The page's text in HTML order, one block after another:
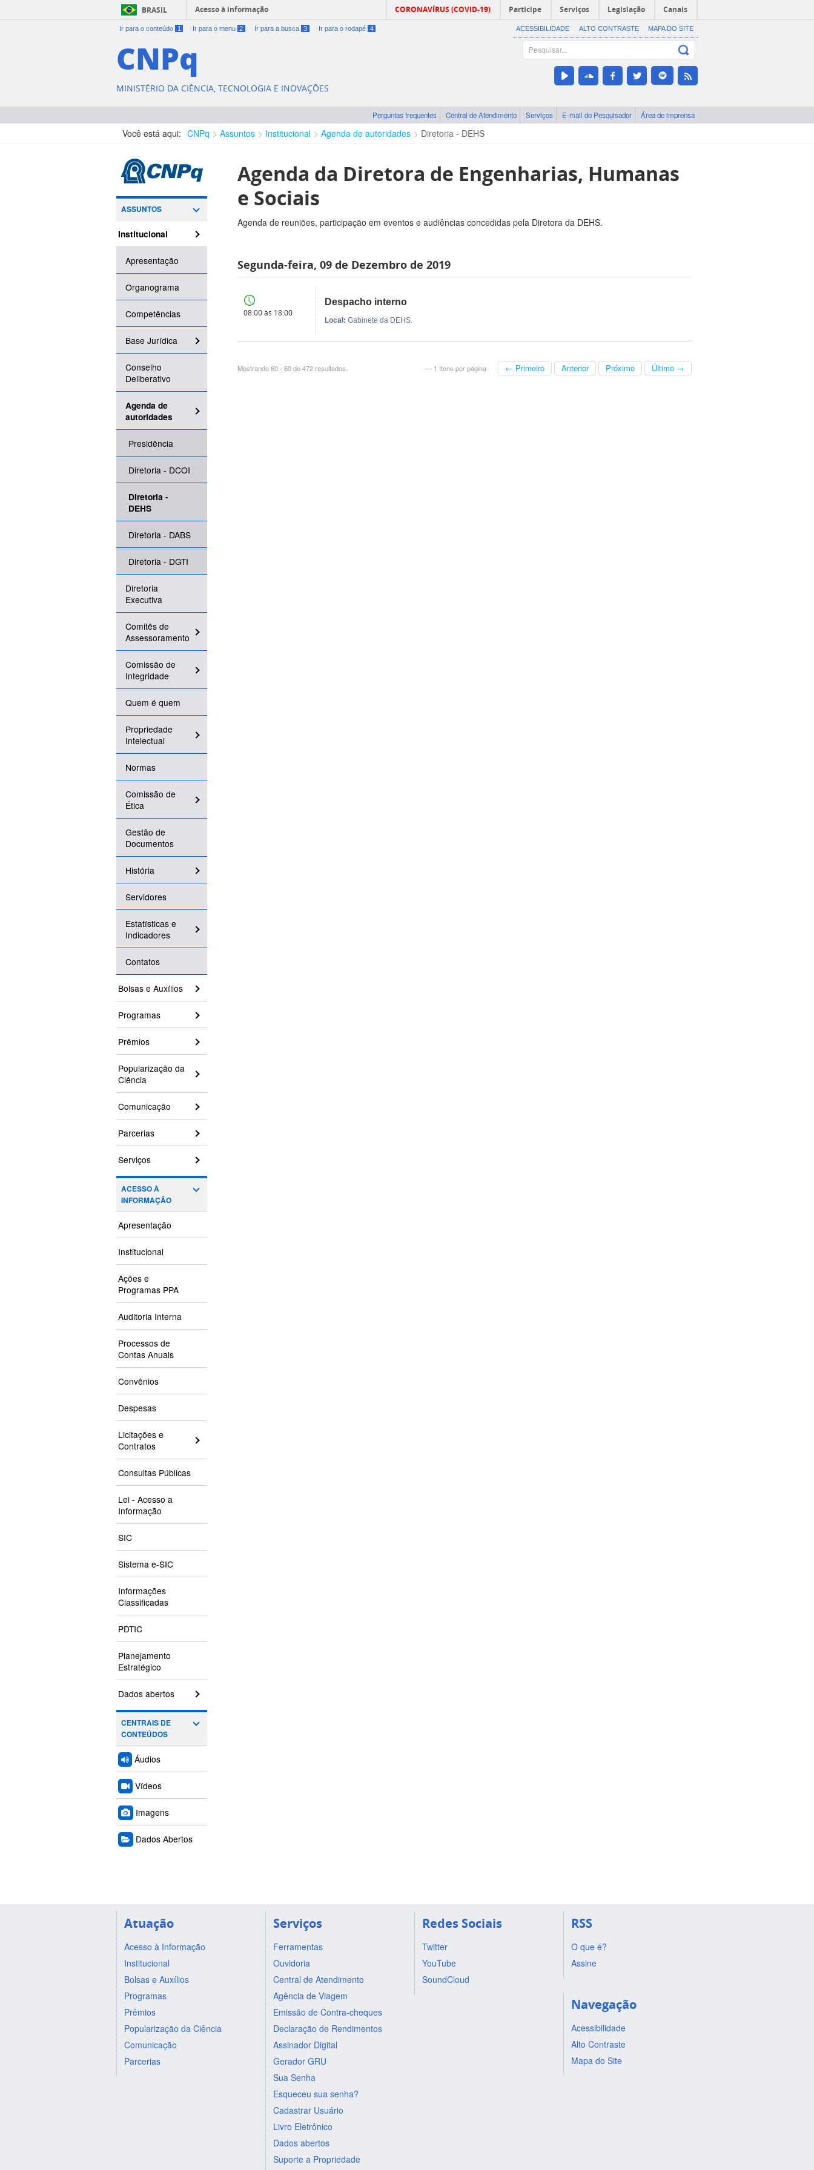
BRASIL Acesso à informação CORONAVÍRUS (COVID-19) Participe Serviços Legislação Canais
Ir para o conteúdo 1 Ir para o menu 2 Ir para a busca 3 Ir para o rodapé 4 ACESSIBILIDADE ALTO CONTRASTE MAPA DO SITE
CNPq
MINISTÉRIO DA CIÊNCIA, TECNOLOGIA E INOVAÇÕES
Perguntas frequentes Central de Atendimento Serviços E-mail do Pesquisador Área de imprensa
Você está aqui: CNPq Assuntos Institucional Agenda de autoridades Diretoria - DEHS
ASSUNTOS
Institucional
Apresentação
Organograma
Competências
Base Jurídica
Conselho
Deliberativo
Agenda de
autoridades
Presidência
Diretoria - DCOI
Diretoria -
DEHS
Diretoria - DABS
Diretoria - DGTI
Diretoria
Executiva
Comitês de
Assessoramento
Comissão de
Integridade
Quem é quem
Propriedade
Intelectual
Normas
Comissão de
Ética
Gestão de
Documentos
História
Servidores
Estatísticas e
Indicadores
Contatos
Bolsas e Auxílios
Programas
Prêmios
Popularização da
Ciência
Comunicação
Parcerias
Serviços
ACESSO À
INFORMAÇÃO
Apresentação
Institucional
Ações e
Programas PPA
Auditoria Interna
Processos de
Contas Anuais
Convênios
Despesas
Licitações e
Contratos
Consultas Públicas
Lei - Acesso a
Informação
SIC
Sistema e-SIC
Informações
Classificadas
PDTIC
Planejamento
Estratégico
Dados abertos
CENTRAIS DE
CONTEÚDOS
Áudios
Vídeos
Imagens
Dados Abertos
Agenda da Diretora de Engenharias, Humanas
e Sociais
Agenda de reuniões, participação em eventos e audiências concedidas pela Diretora da DEHS.
Segunda-feira, 09 de Dezembro de 2019
08:00 às 18:00
Despacho interno
Local:Gabinete da DEHS.
— 1 Itens por página
Mostrando 60 - 60 de 472 resultados. ← Primeiro Anterior Próximo Último →
Atuação
Acesso à Informação
Institucional
Bolsas e Auxílios
Programas
Prêmios
Popularização da Ciência
Comunicação
Parcerias
Serviços
Ferramentas
Ouvidoria
Central de Atendimento
Agência de Viagem
Emissão de Contra-cheques
Declaração de Rendimentos
Assinador Digital
Gerador GRU
Sua Senha
Esqueceu sua senha?
Cadastrar Usuário
Livro Eletrônico
Dados abertos
Suporte a Propriedade
Redes Sociais
Twitter
YouTube
SoundCloud
RSS
O que é?
Assine
Navegação
Acessibilidade
Alto Contraste
Mapa do Site